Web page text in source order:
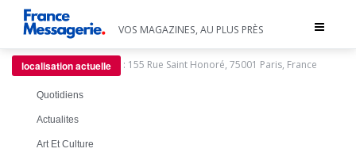
Toggle
VOS MAGAZINES, AU PLUS PRÈS
localisation actuelle : 155 Rue Saint Honoré, 75001 Paris, France
Quotidiens
Actualites
Art Et Culture